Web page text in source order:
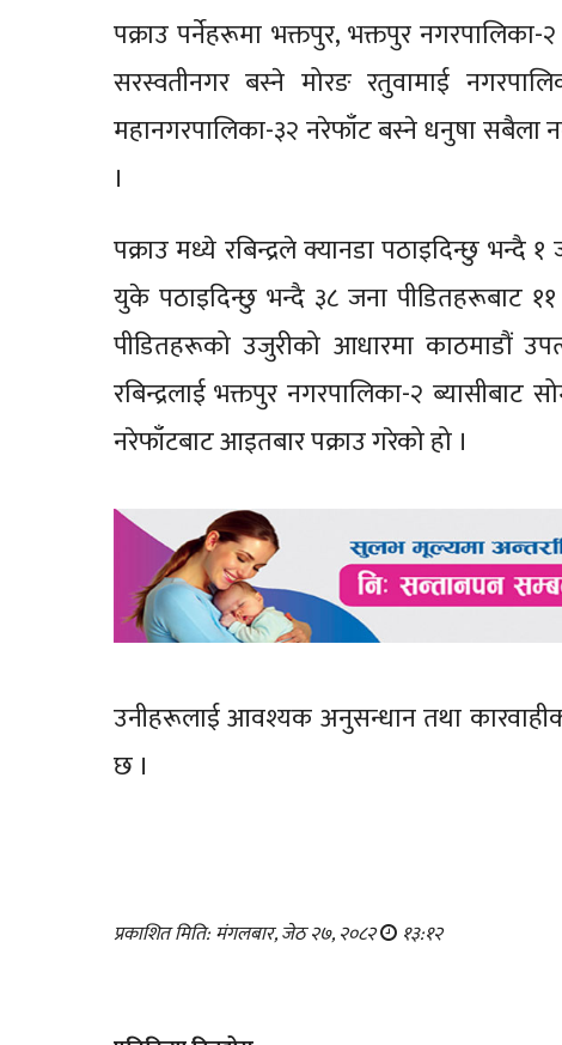
पक्राउ पर्नेहरूमा भक्तपुर, भक्तपुर नगरपालिका-
सरस्वतीनगर बस्ने मोरङ रतुवामाई
महानगरपालिका-३२ नरेफाँट बस्ने धनुषा सबैला
।
पक्राउ मध्ये रबिन्द्रले क्यानडा पठाइदिन्छु
युके पठाइदिन्छु भन्दै ३८ जना पीडितहरूबाट
पीडितहरूको उजुरीको आधारमा काठमाडौं
रबिन्द्रलाई भक्तपुर नगरपालिका-२
नरेफाँटबाट आइतबार पक्राउ गरेको हो ।
उनीहरूलाई आवश्यक अनुसन्धान तथा
छ ।
प्रकाशित मिति: मंगलबार, जेठ २७, २०८२ १३:१२